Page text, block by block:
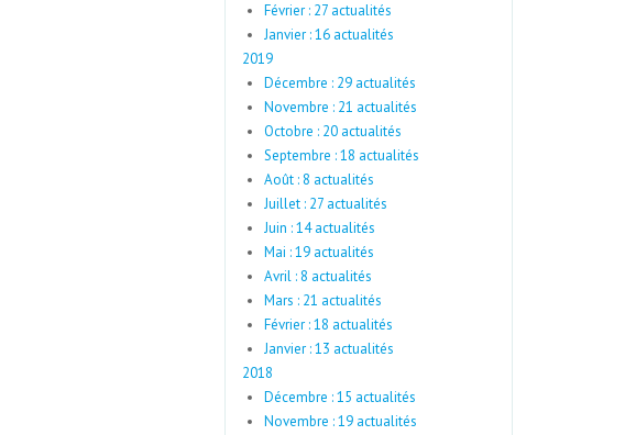
Février : 27 actualités
Janvier : 16 actualités
2019
Décembre : 29 actualités
Novembre : 21 actualités
Octobre : 20 actualités
Septembre : 18 actualités
Août : 8 actualités
Juillet : 27 actualités
Juin : 14 actualités
Mai : 19 actualités
Avril : 8 actualités
Mars : 21 actualités
Février : 18 actualités
Janvier : 13 actualités
2018
Décembre : 15 actualités
Novembre : 19 actualités